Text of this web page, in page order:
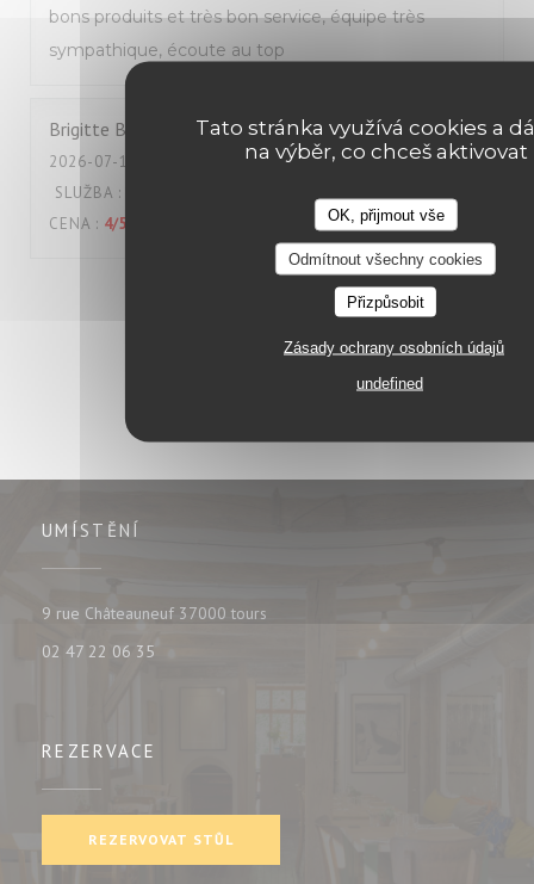
Tato stránka využívá cookies a
na výběr, co chceš aktivovat
OK, přijmout vše
Odmítnout všechny cookies
Přizpůsobit
Zásady ochrany osobních údajů
undefined
bons produits et très bon service, équipe très
sympathique, écoute au top
Brigitte B
2026-07-18
- 12:00 - HOSTÉ 2
SLUŽBA :
CENA : 4/5
UMÍSTĚNÍ
9 rue Châteauneuf 37000 tours
02 47 22 06 35
REZERVACE
REZERVOVAT STŮL